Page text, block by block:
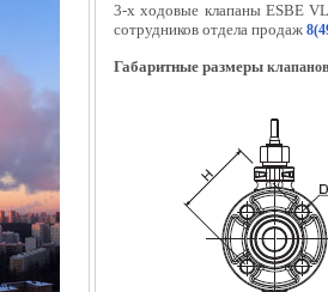
3-х ходовые клапаны ESBE
сотрудников отдела продаж
Габаритные размеры